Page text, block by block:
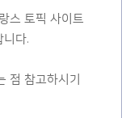
스 토픽 사이트
다.
점 참고하시기